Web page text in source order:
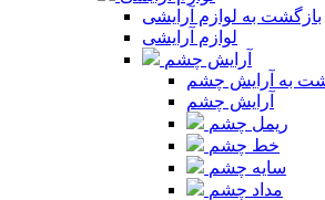
بازگشت به لوازم آرایشی
لوازم آرایشی
آرایش چشم
به آرایش چشم
آرایش چشم
ریمل چشم
خط چشم
سایه چشم
مداد چشم